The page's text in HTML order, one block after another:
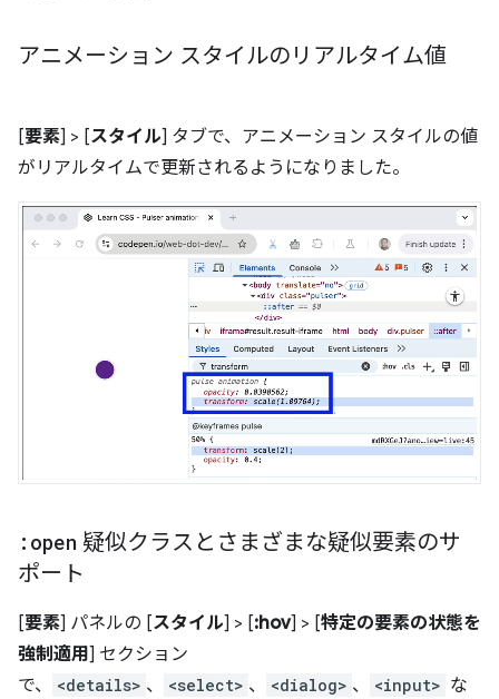
アニメーション スタイルのリアルタイム値
[要素] > [スタイル] タブで、アニメーション スタイルの値
がリアルタイムで更新されるようになりました。
:open 疑似クラスとさまざまな疑似要素のサ
ポート
[要素] パネルの [スタイル] > [:hov] > [特定の要素の状態を
強制適用] セクション
で、
<details> 、 <select> 、 <dialog> 、 <input> な